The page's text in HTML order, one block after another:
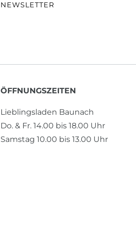
NEWSLETTER
ÖFFNUNGSZEITEN
Lieblingsladen Baunach
Do. & Fr. 14.00 bis 18.00 Uhr
Samstag 10.00 bis 13.00 Uhr